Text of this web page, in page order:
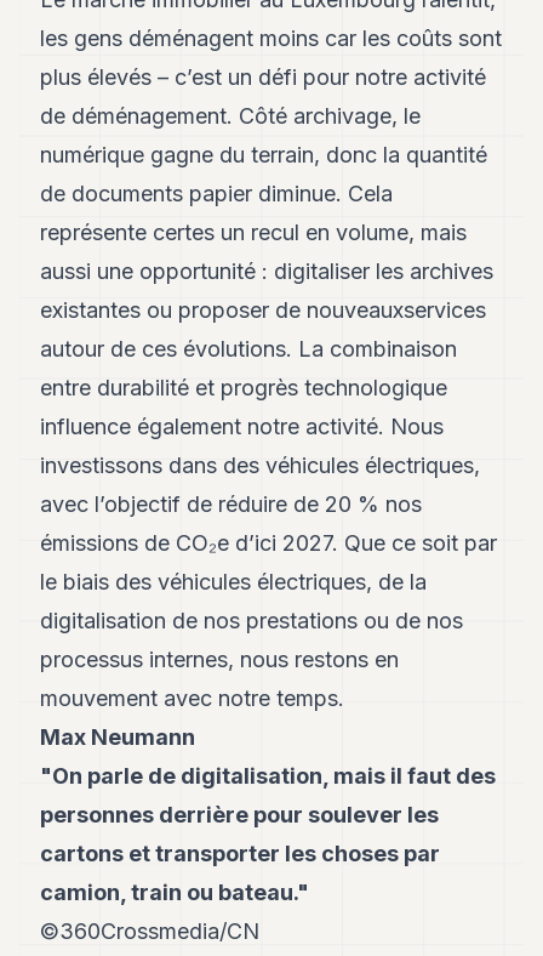
IMMOBILIER
PRIVATE
EQUITY
SPORT
JURIDIQUE
ENTREPRISES
ASSOCIATIONS
CONTACT
les gens déménagent moins car les coûts sont
plus élevés – c’est un défi pour notre activité
de déménagement. Côté archivage, le
numérique gagne du terrain, donc la quantité
de documents papier diminue. Cela
représente certes un recul en volume, mais
aussi une opportunité : digitaliser les archives
existantes ou proposer de nouveauxservices
autour de ces évolutions. La combinaison
entre durabilité et progrès technologique
influence également notre activité. Nous
investissons dans des véhicules électriques,
avec l’objectif de réduire de 20 % nos
émissions de CO₂e d’ici 2027. Que ce soit par
le biais des véhicules électriques, de la
digitalisation de nos prestations ou de nos
processus internes, nous restons en
mouvement avec notre temps.
Max Neumann
"On parle de digitalisation, mais il faut des
personnes derrière pour soulever les
cartons et transporter les choses par
camion, train ou bateau."
©360Crossmedia/CN